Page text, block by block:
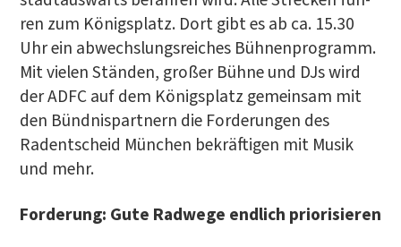
ren zum Königs­platz. Dort gibt es ab ca. 15.30
Uhr ein abwechs­lungs­rei­ches Büh­nen­pro­gramm.
Mit vie­len Stän­den, gro­ßer Büh­ne und DJs wird
der ADFC auf dem Königs­platz gemein­sam mit
den Bünd­nis­part­nern die For­de­run­gen des
Radent­scheid Mün­chen bekräf­ti­gen mit Musik
und mehr.
For­de­rung: Gute Rad­we­ge end­lich priorisieren